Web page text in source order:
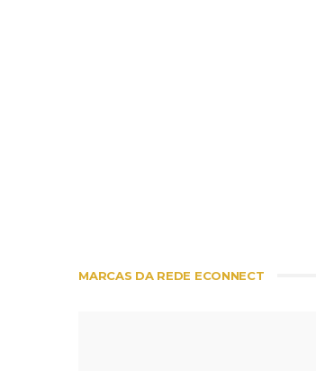
MARCAS DA REDE ECONNECT